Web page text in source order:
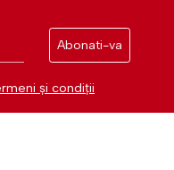
Abonati-va
și condiții